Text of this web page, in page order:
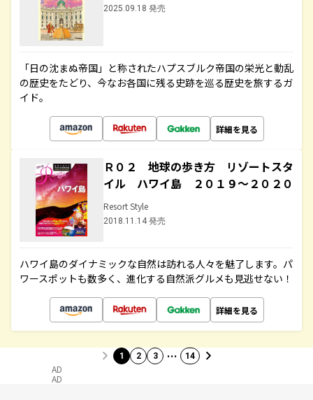
2025.09.18 発売
「日の沈まぬ帝国」と称されたハプスブルク帝国の栄光と動乱
の歴史をたどり、今なお各国に残る史跡を巡る歴史を旅するガ
イド。
詳細を見る
Ｒ０２ 地球の歩き方 リゾートスタ
イル ハワイ島 ２０１９～２０２０
Resort Style
2018.11.14 発売
ハワイ島のダイナミックな自然は訪れる人々を魅了します。パ
ワースポットも数多く、進化する自然派グルメも見逃せない！
詳細を見る
1 2 3 … 14
AD
AD